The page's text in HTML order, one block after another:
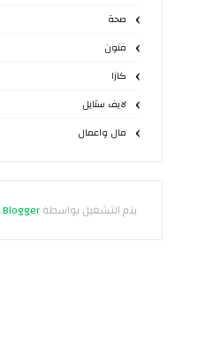
صحة
فنون
كازا
لايف ستايل
مال واعمال
يتم التشغيل بواسطةBlogger
.